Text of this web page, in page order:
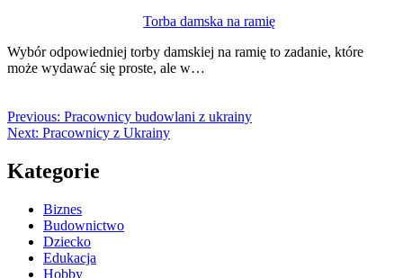
Torba damska na ramię
Wybór odpowiedniej torby damskiej na ramię to zadanie, które
może wydawać się proste, ale w…
Previous: Pracownicy budowlani z ukrainy
Next: Pracownicy z Ukrainy
Kategorie
Biznes
Budownictwo
Dziecko
Edukacja
Hobby